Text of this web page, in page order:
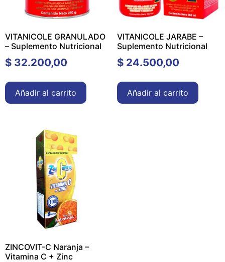
VITANICOLE GRANULADO
– Suplemento Nutricional
$ 32.200,00
Añadir al carrito
VITANICOLE JARABE –
Suplemento Nutricional
$24.500,00
Añadir al carrito
ZINCOVIT-C Naranja –
Vitamina C + Zinc